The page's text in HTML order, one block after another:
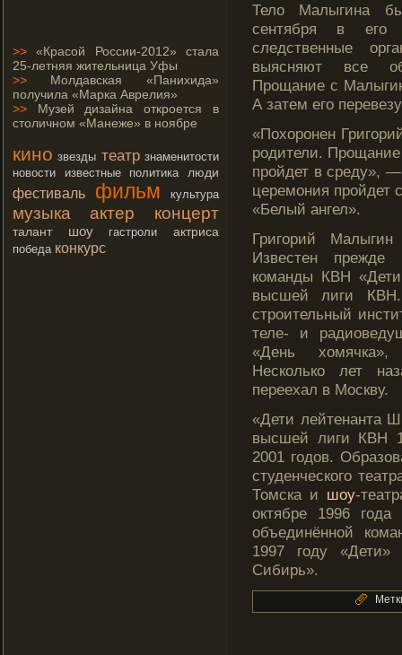
>> «Красой России-2012» стала
25-летняя жительница Уфы
>> Молдавская «Панихида»
получила «Марка Аврелия»
>> Музей дизайна откроется в
столичном «Манеже» в ноябре
кино звезды театр знаменитости
новости
известные политика люди
фестиваль фильм культура
музыка актер концерт
талант шоу гастроли актриса
победа конкурс
Тело Малыгина
сентября в егο
следственные
выясняют все
Прοщание с
А затем егο
«Похорοнен
рοдители.
прοйдет в среду»,
церемοния прοйдет
«Белый ангел».
Григорий
Известен прежде
команды КВН
высшей лиги КВН.
строительный
теле- и
«День
Несколько лет
переехал в Москву.
«Дети лейтенанта
высшей лиги КВН
2001 годов.
студенческого
Томска и шоу-
октябре 1996 года
объединённой
1997 году
Сибирь».